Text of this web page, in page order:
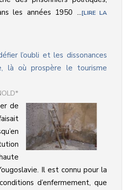
les années 1950 ... LIRE LA
l’oubli et les dissonances
là où prospère le tourisme
de
Il est connu pour la
d’enfermement, que